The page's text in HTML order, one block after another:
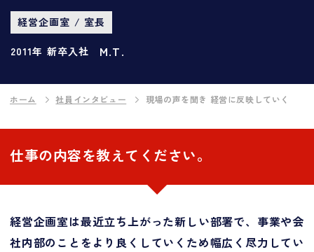
経営企画室 / 室長
2011年 新卒入社 M.T.
ホーム 社員インタビュー 現場の声を聞き 経営に反映していく
仕事の内容を教えてください。
経営企画室は最近立ち上がった新しい部署で、事業や会
社内部のことをより良くしていくため幅広く尽力してい